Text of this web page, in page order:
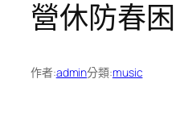
營休防春困
作者:admin分類:music